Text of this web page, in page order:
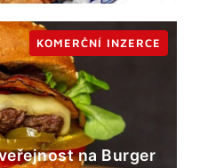
na Burger
KOMERČNÍ INZERCE